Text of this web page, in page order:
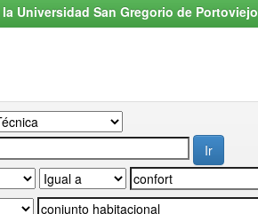
Universidad San Gregorio de Portoviejo